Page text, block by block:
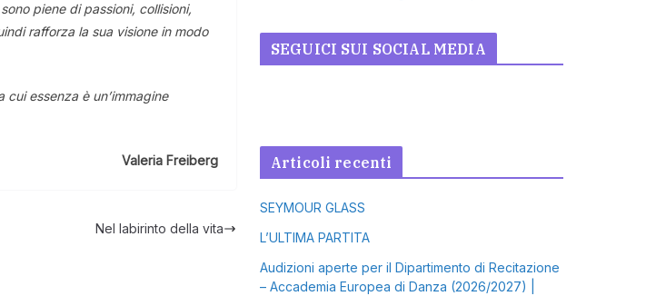
piene di passioni, collisioni,
rafforza la sua visione in modo
cui essenza è un’immagine
Valeria Freiberg
Nel labirinto della vita
SEGUICI SUI SOCIAL MEDIA
Articoli recenti
SEYMOUR GLASS
L’ULTIMA PARTITA
Audizioni aperte per il Dipartimento di Recitazione
– Accademia Europea di Danza (2026/2027) |